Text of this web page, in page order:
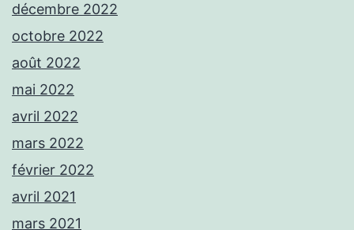
décembre 2022
octobre 2022
août 2022
mai 2022
avril 2022
mars 2022
février 2022
avril 2021
mars 2021